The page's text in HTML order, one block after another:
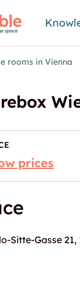
rooms in Vienna
prices
Sitte-Gasse 21,